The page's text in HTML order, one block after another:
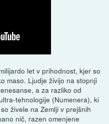
let v prihodnost, kjer so
maso. Ljudje živijo na stopnji
a za razliko od
tehnologije (Numenera), ki
živele na Zemlji v prejšnih
nič, razen omenjene